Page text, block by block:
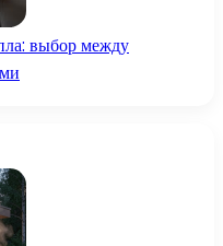
выбор между